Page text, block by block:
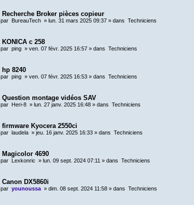
Recherche Broker pièces copieur
par BureauTech »lun. 31 mars 2025 09:37 » dans Techniciens
KONICA c 258
par ping »ven. 07 févr. 2025 16:57 » dans Techniciens
hp 8240
par ping »ven. 07 févr. 2025 16:53 » dans Techniciens
Question montage vidéos SAV
par Heri-8 »lun. 27 janv. 2025 16:48 » dans Techniciens
firmware Kyocera 2550ci
par laudela »jeu. 16 janv. 2025 16:33 » dans Techniciens
Magicolor 4690
par Lexkonric »lun. 09 sept. 2024 07:11 » dans Techniciens
Canon DX5860i
par younoussa »dim. 08 sept. 2024 11:58 » dans Techniciens